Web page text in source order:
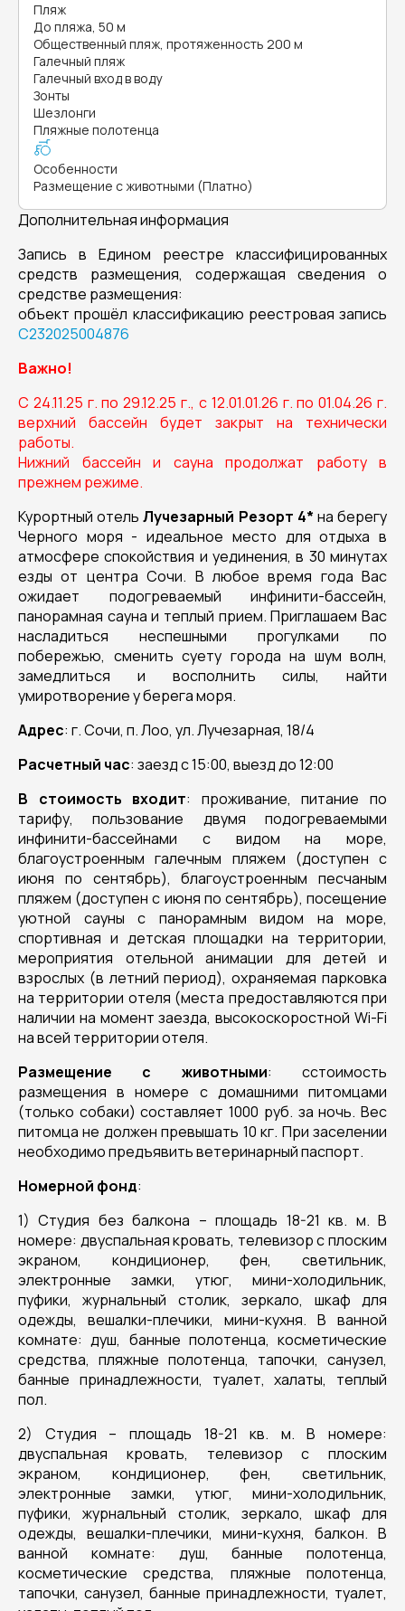
Пляж
До пляжа, 50 м
Общественный пляж, протяженность 200 м
Галечный пляж
Галечный вход в воду
Зонты
Шезлонги
Пляжные полотенца
Особенности
Размещение с животными (Платно)
Дополнительная информация
Запись в Едином реестре классифицированных
средств размещения, содержащая сведения о
средстве размещения:
объект прошёл классификацию реестровая запись
С232025004876
Важно!
С 24.11.25 г. по 29.12.25 г., с 12.01.01.26 г. по 01.04.26 г.
верхний бассейн будет закрыт на технически
работы.
Нижний бассейн и сауна продолжат работу в
прежнем режиме.
Курортный отельЛучезарный Резорт 4*на берегу
Черного моря - идеальное место для отдыха в
атмосфере спокойствия и уединения, в 30 минутах
езды от центра Сочи. В любое время года Вас
ожидает подогреваемый инфинити-бассейн,
панорамная сауна и теплый прием. Приглашаем Вас
насладиться неспешными прогулками по
побережью, сменить суету города на шум волн,
замедлиться и восполнить силы, найти
умиротворение у берега моря.
Адрес: г. Сочи, п. Лоо, ул. Лучезарная, 18/4
Расчетный час: заезд с 15:00, выезд до 12:00
В стоимость входит: проживание, питание по
тарифу, пользование двумя подогреваемыми
инфинити-бассейнами с видом на море,
благоустроенным галечным пляжем (доступен с
июня по сентябрь), благоустроенным песчаным
пляжем (доступен с июня по сентябрь), посещение
уютной сауны с панорамным видом на море,
спортивная и детская площадки на территории,
мероприятия отельной анимации для детей и
взрослых (в летний период), охраняемая парковка
на территории отеля (места предоставляются при
наличии на момент заезда, высокоскоростной Wi-Fi
на всей территории отеля.
Размещение с животными: cстоимость
размещения в номере с домашними питомцами
(только собаки) составляет 1000 руб. за ночь. Вес
питомца не должен превышать 10 кг. При заселении
необходимо предъявить ветеринарный паспорт.
Номерной фонд:
1) Студия без балкона – площадь 18-21 кв. м. В
номере: двуспальная кровать, телевизор с плоским
экраном, кондиционер, фен, светильник,
электронные замки, утюг, мини-холодильник,
пуфики, журнальный столик, зеркало, шкаф для
одежды, вешалки-плечики, мини-кухня. В ванной
комнате: душ, банные полотенца, косметические
средства, пляжные полотенца, тапочки, санузел,
банные принадлежности, туалет, халаты, теплый
пол.
2) Студия – площадь 18-21 кв. м. В номере:
двуспальная кровать, телевизор с плоским
экраном, кондиционер, фен, светильник,
электронные замки, утюг, мини-холодильник,
пуфики, журнальный столик, зеркало, шкаф для
одежды, вешалки-плечики, мини-кухня, балкон. В
ванной комнате: душ, банные полотенца,
косметические средства, пляжные полотенца,
тапочки, санузел, банные принадлежности, туалет,